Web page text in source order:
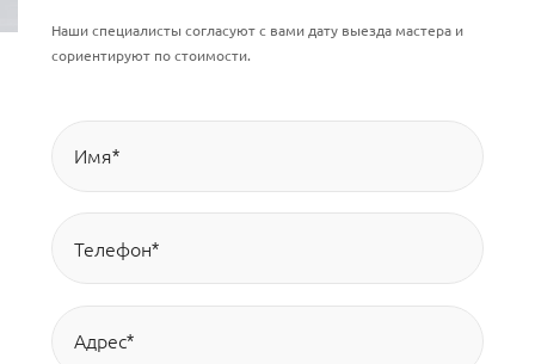
Наши специалисты согласуют с вами дату выезда мастера и
сориентируют по стоимости.